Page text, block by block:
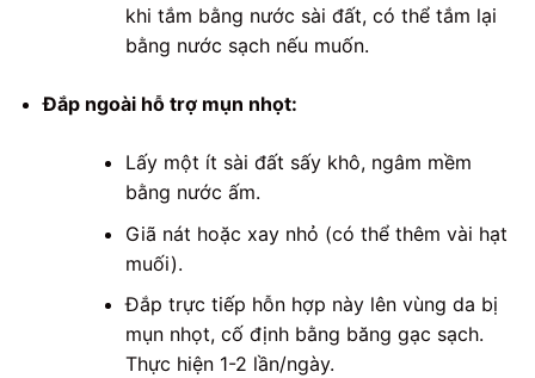
khi tắm bằng nước sài đất, có thể tắm lại
bằng nước sạch nếu muốn.
Đắp ngoài hỗ trợ mụn nhọt:
Lấy một ít sài đất sấy khô, ngâm mềm
bằng nước ấm.
Giã nát hoặc xay nhỏ (có thể thêm vài hạt
muối).
Đắp trực tiếp hỗn hợp này lên vùng da bị
mụn nhọt, cố định bằng băng gạc sạch.
Thực hiện 1-2 lần/ngày.